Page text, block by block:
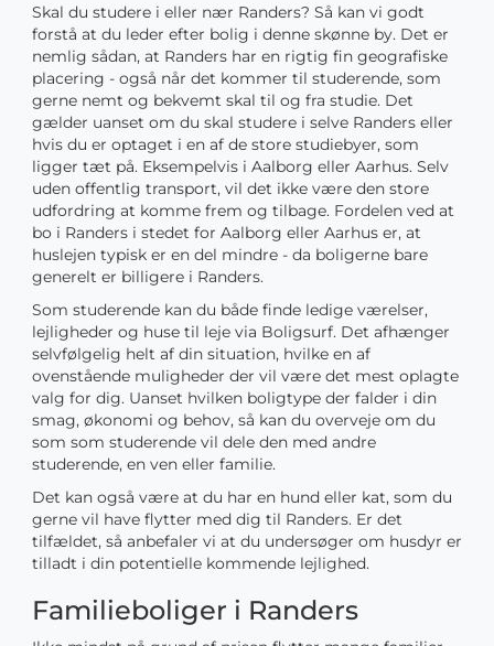
Skal du studere i eller nær Randers? Så kan vi godt
forstå at du leder efter bolig i denne skønne by. Det er
nemlig sådan, at Randers har en rigtig fin geografiske
placering - også når det kommer til studerende, som
gerne nemt og bekvemt skal til og fra studie. Det
gælder uanset om du skal studere i selve Randers eller
hvis du er optaget i en af de store studiebyer, som
ligger tæt på. Eksempelvis i Aalborg eller Aarhus. Selv
uden offentlig transport, vil det ikke være den store
udfordring at komme frem og tilbage. Fordelen ved at
bo i Randers i stedet for Aalborg eller Aarhus er, at
huslejen typisk er en del mindre - da boligerne bare
generelt er billigere i Randers.
Som studerende kan du både finde ledige værelser,
lejligheder og huse til leje via Boligsurf. Det afhænger
selvfølgelig helt af din situation, hvilke en af
ovenstående muligheder der vil være det mest oplagte
valg for dig. Uanset hvilken boligtype der falder i din
smag, økonomi og behov, så kan du overveje om du
som som studerende vil dele den med andre
studerende, en ven eller familie.
Det kan også være at du har en hund eller kat, som du
gerne vil have flytter med dig til Randers. Er det
tilfældet, så anbefaler vi at du undersøger om husdyr er
tilladt i din potentielle kommende lejlighed.
Familieboliger i Randers